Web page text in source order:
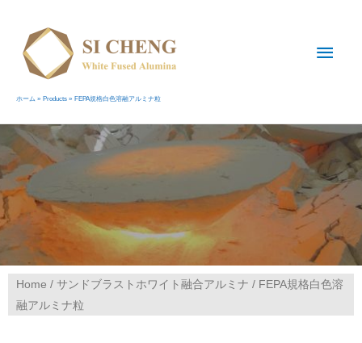
ホーム Products FEPA規格白色溶融アルミナ粒
Home / サンドブラストホワイト融合アルミナ / FEPA規格白色溶
融アルミナ粒